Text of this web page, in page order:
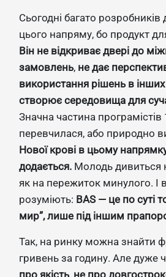
Сьогодні багато
цього напряму, бо продукт
Він не відкриває двері до
замовлень, не дає
використання рішень в інших
створює середовища для
Значна частина
перевчилася, або природно
Нової крові в цьому
додається. Молодь дивиться
як на пережиток минулого. І
розуміють: BAS — це по суті
мир”, лише під іншим
Так, на ринку можна знайти
гривень за годину. Але дуже
про якість, не про